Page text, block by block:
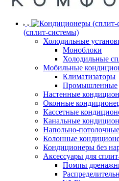
(сплит-системы)
Холодильные
Моноблоки
Холодильные
Мобильные
Климатизаторы
Промышленные
Настенные
Оконные
Кассетные
Канальные
Напольно-
Колонные
Кондиционеры без
Аксессуары для
Помпы